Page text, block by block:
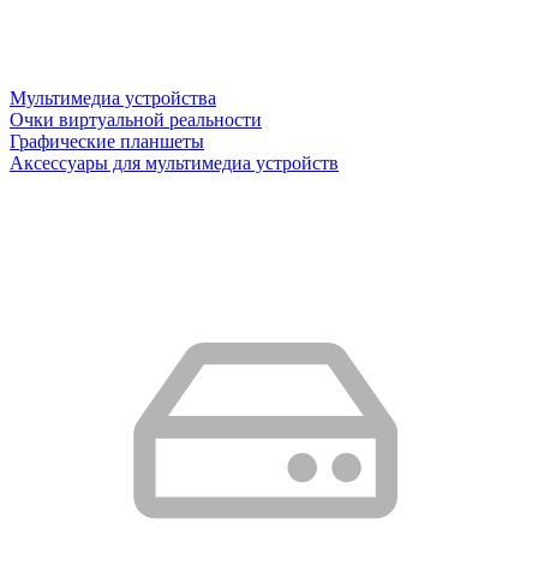
Мультимедиа устройства
Очки виртуальной реальности
Графические планшеты
Аксессуары для мультимедиа устройств